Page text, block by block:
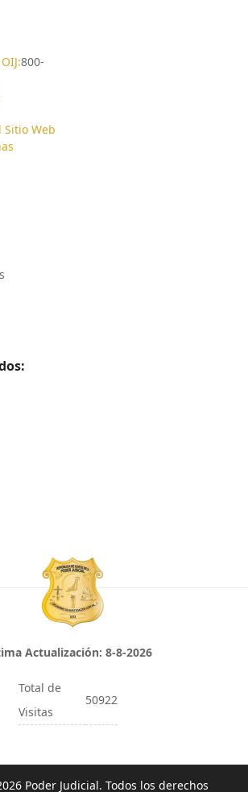
800-
Web
Actualización: 8-8-2026
Total de
Visitas
50922
Poder Judicial. Todos los derechos